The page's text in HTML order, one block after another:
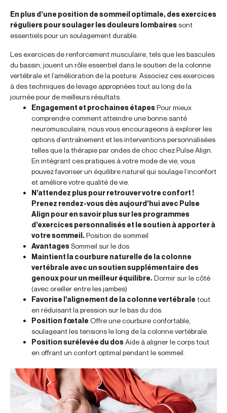
En plus d’une position de sommeil optimale, des exercices
réguliers pour soulager les douleurs lombaires sont
essentiels pour un soulagement durable.
Les exercices de renforcement musculaire, tels que les bascules
du bassin, jouent un rôle essentiel dans le soutien de la colonne
vertébrale et l’amélioration de la posture. Associez ces exercices
à des techniques de levage appropriées tout au long de la
journée pour de meilleurs résultats.
Engagement et prochaines étapesPour mieux
comprendre comment atteindre une bonne santé
neuromusculaire, nous vous encourageons à explorer les
options d’entraînement et les interventions personnalisées
telles que la thérapie par ondes de choc chez Pulse Align.
En intégrant ces pratiques à votre mode de vie, vous
pouvez favoriser un équilibre naturel qui soulage l’inconfort
et améliore votre qualité de vie.
N’attendez plus pour retrouver votre confort !
Prenez rendez-vous dès aujourd’hui avec Pulse
Align pour en savoir plus sur les programmes
d’exercices personnalisés et le soutien à apporter à
votre sommeil.Position de sommeil
AvantagesSommeil sur le dos
Maintient la courbure naturelle de la colonne
vertébrale avec un soutien supplémentaire des
genoux pour un meilleur équilibre.Dormir sur le côté
(avec oreiller entre les jambes)
Favorise l’alignement de la colonne vertébraletout
en réduisant la pression sur le bas du dos.
Position fœtaleOffre une courbure confortable,
soulageant les tensions le long de la colonne vertébrale.
Position surélevée du dosAide à aligner le corps tout
en offrant un confort optimal pendant le sommeil.